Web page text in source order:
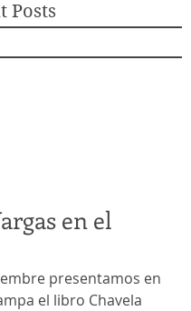
Posts
en el
presentamos en
el libro Chavela